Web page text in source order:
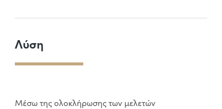
Λύση
Μέσω της ολοκλήρωσης των μελετών